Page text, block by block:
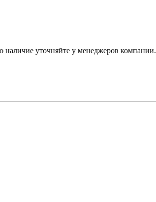
наличие уточняйте у менеджеров компании.